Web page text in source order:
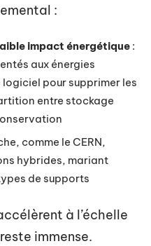
:
impact énergétique :
aux énergies
pour supprimer les
entre stockage
comme le CERN,
hybrides, mariant
de supports
à l’échelle
immense.